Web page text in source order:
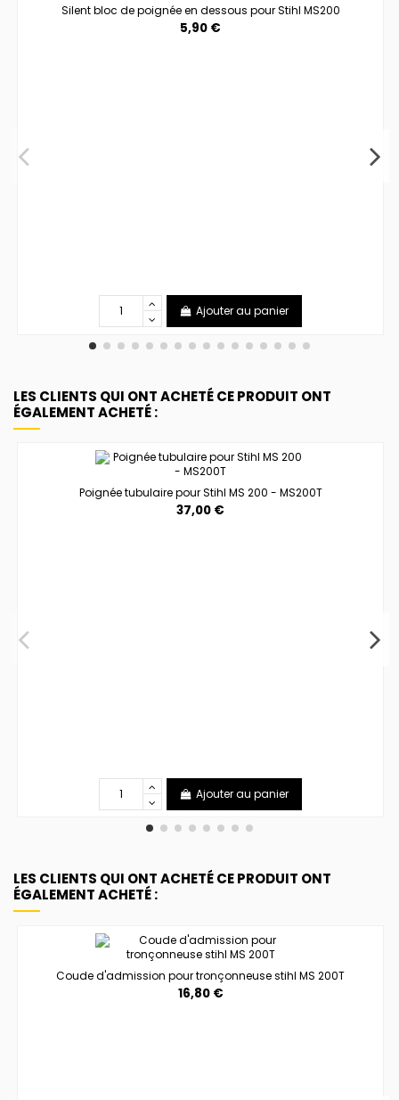
Silent bloc de poignée en dessous pour Stihl MS200
5,90 €
Ajouter au panier
LES CLIENTS QUI ONT ACHETÉ CE PRODUIT ONT
ÉGALEMENT ACHETÉ :
Poignée tubulaire pour Stihl MS 200 - MS200T
37,00 €
Ajouter au panier
LES CLIENTS QUI ONT ACHETÉ CE PRODUIT ONT
ÉGALEMENT ACHETÉ :
Coude d'admission pour tronçonneuse stihl MS 200T
16,80 €